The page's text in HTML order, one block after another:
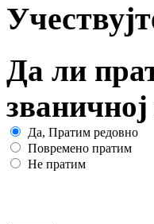
Да ли
Да, Пратим редовно
Повремено пратим
Не пратим